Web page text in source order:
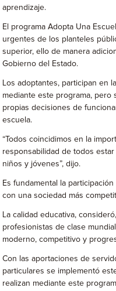
aprendizaje.
El programa Adopta Una
urgentes de los planteles
superior, ello de manera
Gobierno del Estado.
Los adoptantes, participan en
mediante este programa, pero
propias decisiones de
escuela.
“Todos coincidimos en la
responsabilidad de todos
niños y jóvenes”, dijo.
Es fundamental la
con una sociedad más
La calidad educativa,
profesionistas de clase
moderno, competitivo y
Con las aportaciones de
particulares se implementó
realizan mediante este